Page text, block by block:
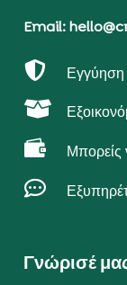
Email:
 Εγγύηση

 Μπορείς

Γνώρισέ